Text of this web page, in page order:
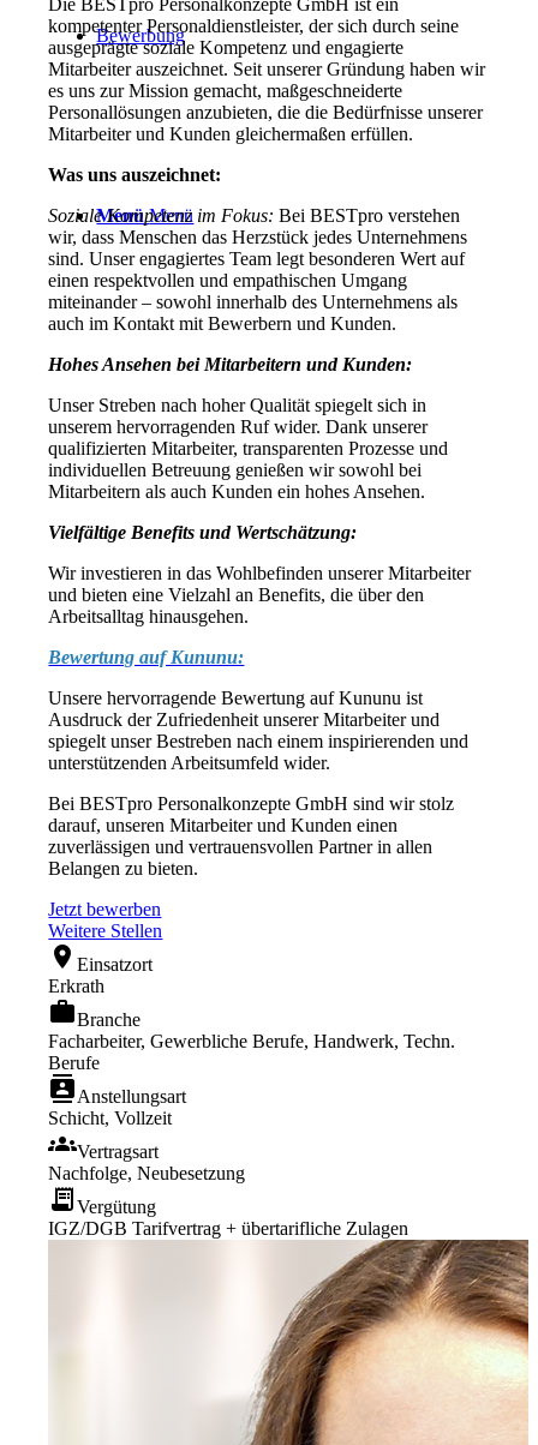
Bewerbung
Menü Menü
Die BESTpro Personalkonzepte GmbH ist ein
kompetenter Personaldienstleister, der sich durch seine
ausgeprägte soziale Kompetenz und engagierte
Mitarbeiter auszeichnet. Seit unserer Gründung haben wir
es uns zur Mission gemacht, maßgeschneiderte
Personallösungen anzubieten, die die Bedürfnisse unserer
Mitarbeiter und Kunden gleichermaßen erfüllen.
Was uns auszeichnet:
Soziale Kompetenz im Fokus: Bei BESTpro verstehen
wir, dass Menschen das Herzstück jedes Unternehmens
sind. Unser engagiertes Team legt besonderen Wert auf
einen respektvollen und empathischen Umgang
miteinander – sowohl innerhalb des Unternehmens als
auch im Kontakt mit Bewerbern und Kunden.
Hohes Ansehen bei Mitarbeitern und Kunden:
Unser Streben nach hoher Qualität spiegelt sich in
unserem hervorragenden Ruf wider. Dank unserer
qualifizierten Mitarbeiter, transparenten Prozesse und
individuellen Betreuung genießen wir sowohl bei
Mitarbeitern als auch Kunden ein hohes Ansehen.
Vielfältige Benefits und Wertschätzung:
Wir investieren in das Wohlbefinden unserer Mitarbeiter
und bieten eine Vielzahl an Benefits, die über den
Arbeitsalltag hinausgehen.
Bewertung auf Kununu:
Unsere hervorragende Bewertung auf Kununu ist
Ausdruck der Zufriedenheit unserer Mitarbeiter und
spiegelt unser Bestreben nach einem inspirierenden und
unterstützenden Arbeitsumfeld wider.
Bei BESTpro Personalkonzepte GmbH sind wir stolz
darauf, unseren Mitarbeiter und Kunden einen
zuverlässigen und vertrauensvollen Partner in allen
Belangen zu bieten.
Jetzt bewerben
Weitere Stellen
location_onEinsatzort
Erkrath
workBranche
Facharbeiter, Gewerbliche Berufe, Handwerk, Techn.
Berufe
contactsAnstellungsart
Schicht, Vollzeit
groupsVertragsart
Nachfolge, Neubesetzung
receipt_longVergütung
IGZ/DGB Tarifvertrag + übertarifliche Zulagen